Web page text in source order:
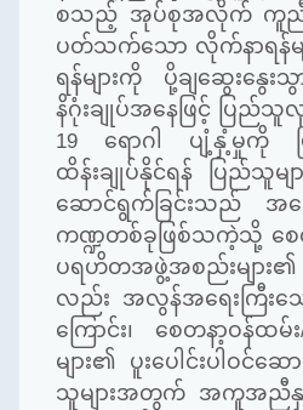
စသည့် အုပ်စုအလိုက် ကူညီစေ
ပတ်သက်သော လိုက်နာရန်မျ
ရန်များကို ပို့ချဆွေးနွေးသွာ
နိဂုံးချုပ်အနေဖြင့် ပြည်သူ
19 ရောဂါ ပျံ့နှံ့မှုကို
ထိန်းချုပ်နိုင်ရန် ပြည်သူမျ
ဆောင်ရွက်ခြင်းသည် အရ
ကဏ္ဍတစ်ခုဖြစ်သကဲ့သို့ စေတ
ပရဟိတအဖွဲ့အစည်းမျာ
လည်း အလွန်အရေးကြီးသေ
ကြောင်း၊ စေတနာ့ဝန်ထမ်း
များ၏ ပူးပေါင်းပါဝင်ဆ
သူများအတွက် အကူအညီနှ